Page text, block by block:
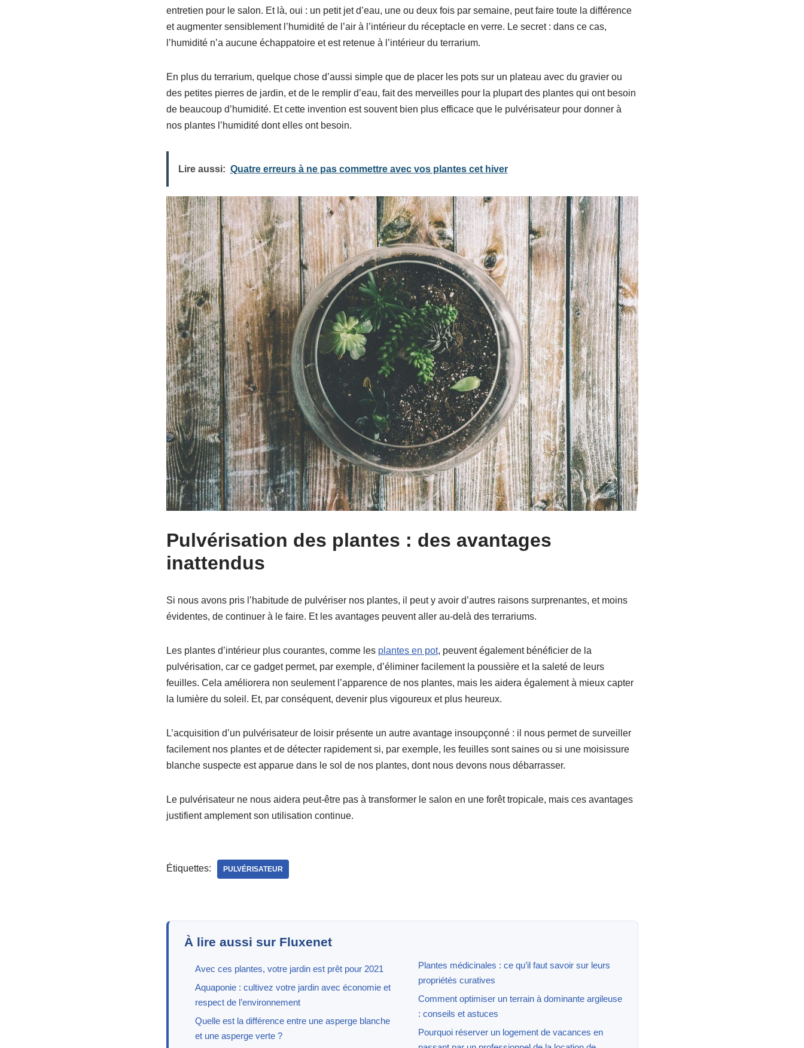
entretien pour le salon. Et là, oui : un petit jet d’eau, une ou deux fois par semaine, peut faire toute la différence
et augmenter sensiblement l’humidité de l’air à l’intérieur du réceptacle en verre. Le secret : dans ce cas,
l’humidité n’a aucune échappatoire et est retenue à l’intérieur du terrarium.
En plus du terrarium, quelque chose d’aussi simple que de placer les pots sur un plateau avec du gravier ou
des petites pierres de jardin, et de le remplir d’eau, fait des merveilles pour la plupart des plantes qui ont besoin
de beaucoup d’humidité. Et cette invention est souvent bien plus efficace que le pulvérisateur pour donner à
nos plantes l’humidité dont elles ont besoin.
Lire aussi: Quatre erreurs à ne pas commettre avec vos plantes cet hiver
Pulvérisation des plantes : des avantages
inattendus
Si nous avons pris l’habitude de pulvériser nos plantes, il peut y avoir d’autres raisons surprenantes, et moins
évidentes, de continuer à le faire. Et les avantages peuvent aller au-delà des terrariums.
Les plantes d’intérieur plus courantes, comme les plantes en pot, peuvent également bénéficier de la
pulvérisation, car ce gadget permet, par exemple, d’éliminer facilement la poussière et la saleté de leurs
feuilles. Cela améliorera non seulement l’apparence de nos plantes, mais les aidera également à mieux capter
la lumière du soleil. Et, par conséquent, devenir plus vigoureux et plus heureux.
L’acquisition d’un pulvérisateur de loisir présente un autre avantage insoupçonné : il nous permet de surveiller
facilement nos plantes et de détecter rapidement si, par exemple, les feuilles sont saines ou si une moisissure
blanche suspecte est apparue dans le sol de nos plantes, dont nous devons nous débarrasser.
Le pulvérisateur ne nous aidera peut-être pas à transformer le salon en une forêt tropicale, mais ces avantages
justifient amplement son utilisation continue.
Étiquettes: PULVÉRISATEUR
À lire aussi sur Fluxenet
Avec ces plantes, votre jardin est prêt pour 2021
Aquaponie : cultivez votre jardin avec économie et
respect de l’environnement
Quelle est la différence entre une asperge blanche
et une asperge verte ?
Plantes médicinales : ce qu’il faut savoir sur leurs
propriétés curatives
Comment optimiser un terrain à dominante argileuse
: conseils et astuces
Pourquoi réserver un logement de vacances en